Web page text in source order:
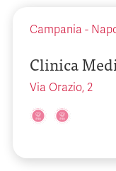
Campania -
Clinica
Via Orazio, 2